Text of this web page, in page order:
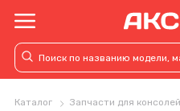
Каталог Запчасти для консолей